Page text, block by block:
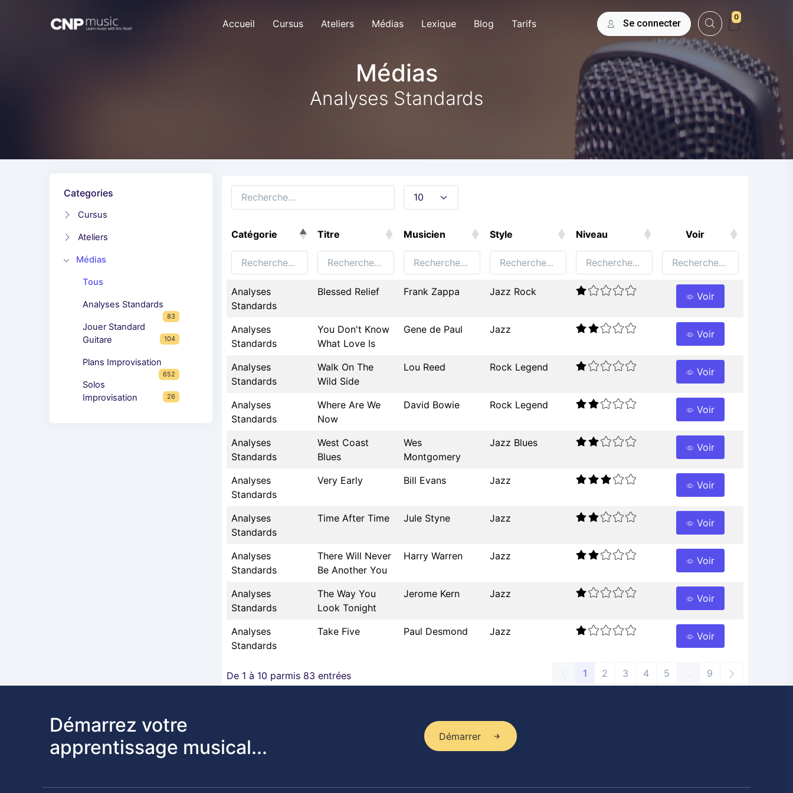
Accueil Cursus Ateliers Médias Lexique Blog Tarifs Se connecter
0
Médias
Analyses Standards
Categories
Cursus
Ateliers
Médias
Tous
Analyses Standards
83
Jouer Standard
Guitare
104
Plans Improvisation
652
Solos
Improvisation
26
Catégorie Titre Musicien Style Niveau Voir
Analyses
Standards
Blessed Relief Frank Zappa Jazz Rock Voir
Analyses
Standards
You Don't Know
What Love Is
Gene de Paul Jazz Voir
Analyses
Standards
Walk On The
Wild Side
Lou Reed Rock Legend Voir
Analyses
Standards
Where Are We
Now
David Bowie Rock Legend Voir
Analyses
Standards
West Coast
Blues
Wes
Montgomery
Jazz Blues Voir
Analyses
Standards
Very Early Bill Evans Jazz Voir
Analyses
Standards
Time After Time Jule Styne Jazz Voir
Analyses
Standards
There Will Never
Be Another You
Harry Warren Jazz Voir
Analyses
Standards
The Way You
Look Tonight
Jerome Kern Jazz Voir
Analyses
Standards
Take Five Paul Desmond Jazz Voir
De 1 à 10 parmis 83 entrées 1 2 3 4 5 9
Démarrez votre
apprentissage musical...
Démarrer